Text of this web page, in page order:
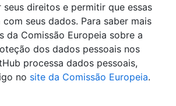
direitos e permitir que essas
seus dados. Para saber mais
da Comissão Europeia sobre a
dos dados pessoais nos
processa dados pessoais,
no site da Comissão Europeia.